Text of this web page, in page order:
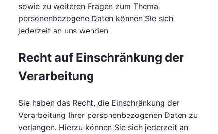
sowie zu weiteren Fragen zum Thema
personenbezogene Daten können Sie sich
jederzeit an uns wenden.
Recht auf Einschränkung der
Verarbeitung
Sie haben das Recht, die Einschränkung der
Verarbeitung Ihrer personenbezogenen Daten zu
verlangen. Hierzu können Sie sich jederzeit an